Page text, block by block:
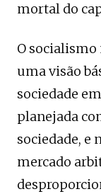
mortal do
O
uma visão
sociedade
planejada
sociedade, e
mercado